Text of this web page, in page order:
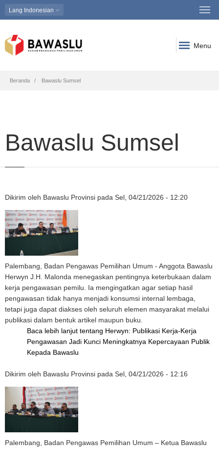
Lang Indonesian
Menu
Breadcrumb
Beranda Bawaslu Sumsel
Bawaslu Sumsel
Dikirim oleh Bawaslu Provinsi pada Sel, 04/21/2026 - 12:20
Palembang, Badan Pengawas Pemilihan Umum - Anggota Bawaslu
Herwyn J.H. Malonda menegaskan pentingnya keterbukaan dalam
kerja pengawasan pemilu. Ia mengingatkan agar setiap hasil
pengawasan tidak hanya menjadi konsumsi internal lembaga,
tetapi juga dapat diakses oleh seluruh elemen masyarakat melalui
publikasi dalam bentuk artikel maupun buku.
Baca lebih lanjut tentang Herwyn: Publikasi Kerja-Kerja
Pengawasan Jadi Kunci Meningkatnya Kepercayaan Publik
Kepada Bawaslu
Dikirim oleh Bawaslu Provinsi pada Sel, 04/21/2026 - 12:16
Palembang, Badan Pengawas Pemilihan Umum – Ketua Bawaslu